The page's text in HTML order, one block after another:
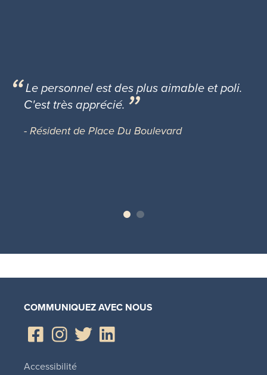
Le personnel est des plus aimable et poli.
C'est très apprécié.
- Résident de Place Du Boulevard
COMMUNIQUEZ AVEC NOUS
Accessibilité